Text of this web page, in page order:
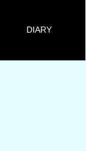
DIARY